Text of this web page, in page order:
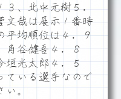
、北中元樹５．
文哉は展示１番時
平均順位は４．９
角谷健吾４．８
垣光太郎４．５
ている選手なので
。